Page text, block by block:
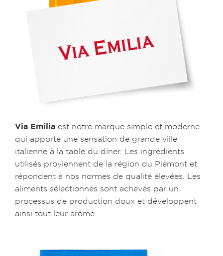
Via Emilia est notre marque simple et moderne
qui apporte une sensation de grande ville
italienne à la table du dîner. Les ingrédients
utilisés proviennent de la région du Piémont et
répondent à nos normes de qualité élevées. Les
aliments sélectionnés sont achevés par un
processus de production doux et développent
ainsi tout leur arôme.